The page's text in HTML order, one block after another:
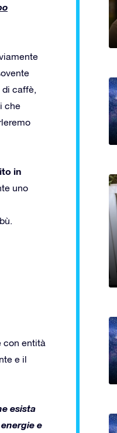
caffè,
che
in
uno
con entità
e il
esista
e